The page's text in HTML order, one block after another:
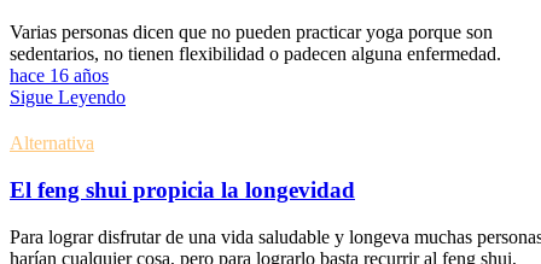
Varias personas dicen que no pueden practicar yoga porque son
sedentarios, no tienen flexibilidad o padecen alguna enfermedad.
hace 16 años
Sigue Leyendo
Alternativa
El feng shui propicia la longevidad
Para lograr disfrutar de una vida saludable y longeva muchas
harían cualquier cosa, pero para lograrlo basta recurrir al feng shui,